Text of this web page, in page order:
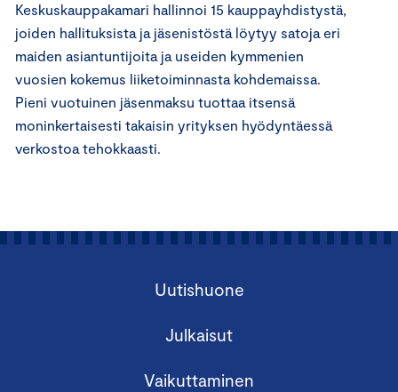
Keskuskauppakamari hallinnoi 15 kauppayhdistystä,
joiden hallituksista ja jäsenistöstä löytyy satoja eri
maiden asiantuntijoita ja useiden kymmenien
vuosien kokemus liiketoiminnasta kohdemaissa.
Pieni vuotuinen jäsenmaksu tuottaa itsensä
moninkertaisesti takaisin yrityksen hyödyntäessä
verkostoa tehokkaasti.
Uutishuone
Julkaisut
Vaikuttaminen